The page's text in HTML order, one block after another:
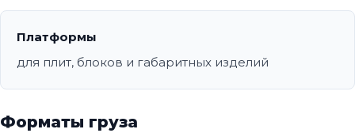
Платформы
для плит, блоков и габаритных изделий
Форматы груза